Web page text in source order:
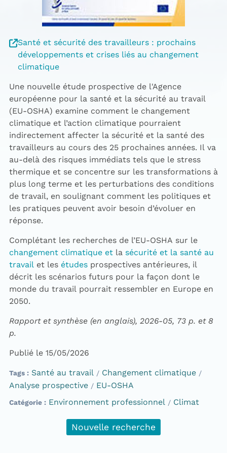
Santé et sécurité des travailleurs : prochains
développements et crises liés au changement
climatique
Une nouvelle étude prospective de l'Agence
européenne pour la santé et la sécurité au travail
(EU-OSHA) examine comment le changement
climatique et l’action climatique pourraient
indirectement affecter la sécurité et la santé des
travailleurs au cours des 25 prochaines années. Il va
au-delà des risques immédiats tels que le stress
thermique et se concentre sur les transformations à
plus long terme et les perturbations des conditions
de travail, en soulignant comment les politiques et
les pratiques peuvent avoir besoin d’évoluer en
réponse.
Complétant les recherches de l’EU-OSHA sur le
changement climatique etla sécurité et la santé au
travailet les étudesprospectives antérieures, il
décrit les scénarios futurs pour la façon dont le
monde du travail pourrait ressembler en Europe en
2050.
Rapport et synthèse (en anglais), 2026-05, 73 p. et 8
p.
Publié le 15/05/2026
Tags Santé au travail
Changement climatique
Analyse prospective
EU-OSHA
Catégorie Environnement professionnel Climat
Nouvelle recherche